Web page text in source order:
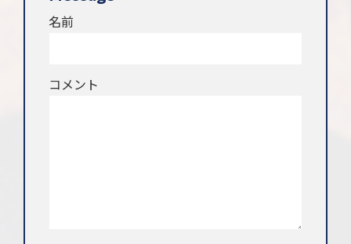
名前
コメント